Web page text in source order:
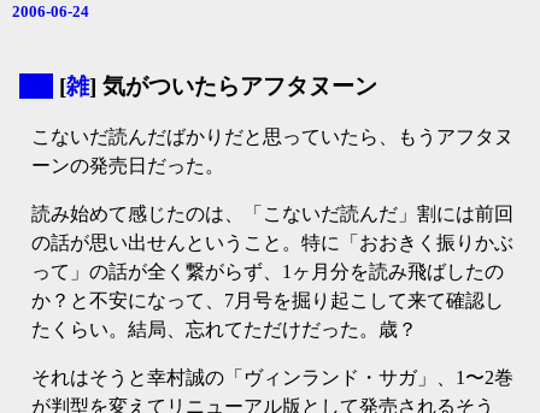
2006-06-24
[雑] 気がついたらアフタヌーン
こないだ読んだばかりだと思っていたら、もうアフタヌ
ーンの発売日だった。
読み始めて感じたのは、「こないだ読んだ」割には前回
の話が思い出せんということ。特に「おおきく振りかぶ
って」の話が全く繋がらず、1ヶ月分を読み飛ばしたの
か？と不安になって、7月号を掘り起こして来て確認し
たくらい。結局、忘れてただけだった。歳？
それはそうと幸村誠の「ヴィンランド・サガ」、1〜2巻
が判型を変えてリニューアル版として発売されるそう